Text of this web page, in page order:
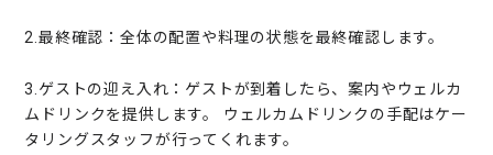
2.最終確認：全体の配置や料理の状態を最終確認します。
3.ゲストの迎え入れ：ゲストが到着したら、案内やウェルカ
ムドリンクを提供します。 ウェルカムドリンクの手配はケー
タリングスタッフが行ってくれます。